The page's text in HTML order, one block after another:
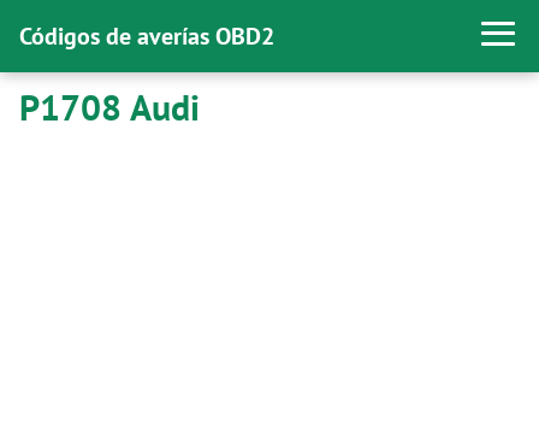
Códigos de averías OBD2
P1708 Audi